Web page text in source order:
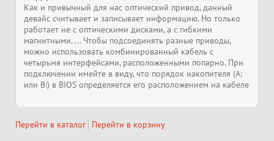
Как и привычный для нас оптический привод, данный
девайс считывает и записывает информацию. Но только
работает не с оптическими дисками, а с гибкими
магнитными. ... Чтобы подсоединять разные приводы,
можно использовать комбинированный кабель с
четырьмя интерфейсами, расположенными попарно. При
подключении имейте в виду, что порядок накопителя (A:
или B:) в BIOS определяется его расположением на кабеле
Перейти в каталог Перейти в корзину